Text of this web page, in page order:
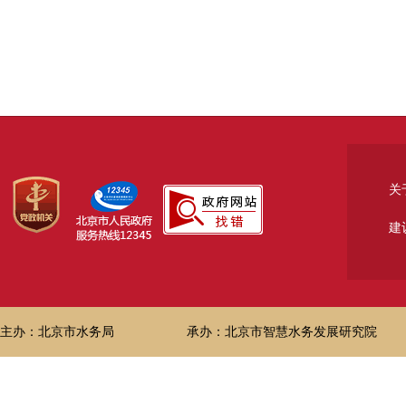
关
建
主办：北京市水务局 承办：北京市智慧水务发展研究院